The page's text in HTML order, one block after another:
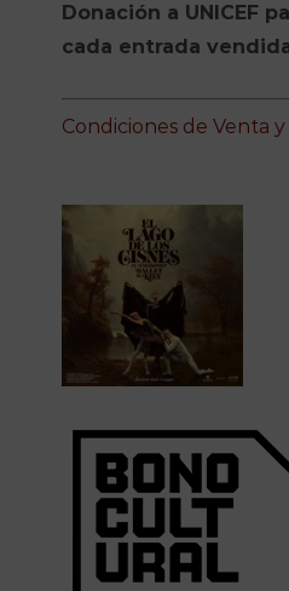
Donación a UNICEF
cada entrada
Condiciones de Venta y